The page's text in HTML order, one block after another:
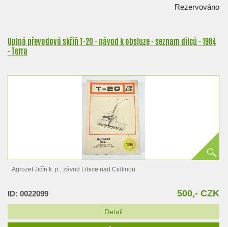
Rezervováno
Úplná převodová skříň T-20 - návod k obsluze - seznam dílců - 1984
- Terra
Agrozet Jičín k. p., závod Libice nad Cidlinou
ID: 0022099 500,- CZK
Detail